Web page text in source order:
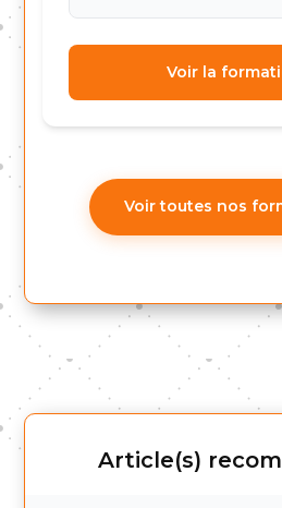
Voir la
Voir toutes nos
Article(s)